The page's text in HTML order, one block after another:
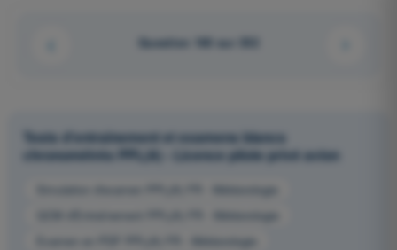
Question 160 sur 352
Tests d'entraînement et examens blancs
chronométrés PPL(A) - Licence pilote privé avion
Simulation d'examen PPL(A) FR - Météorologie
QCM d'Entraînement PPL(A) FR - Météorologie
Examen en PDF PPL(A) FR - Météorologie